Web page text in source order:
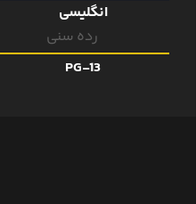
انگلیسی
رده سنی
PG-13